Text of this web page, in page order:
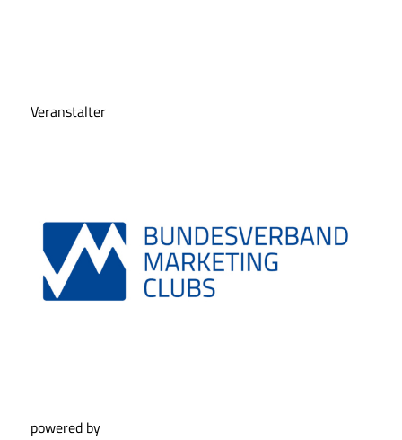
Veranstalter
powered by